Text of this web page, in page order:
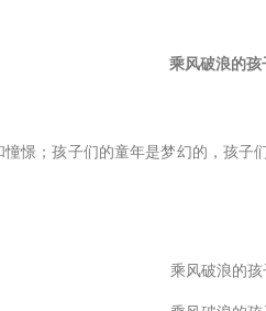
憬；孩子们的童年是梦幻的，孩